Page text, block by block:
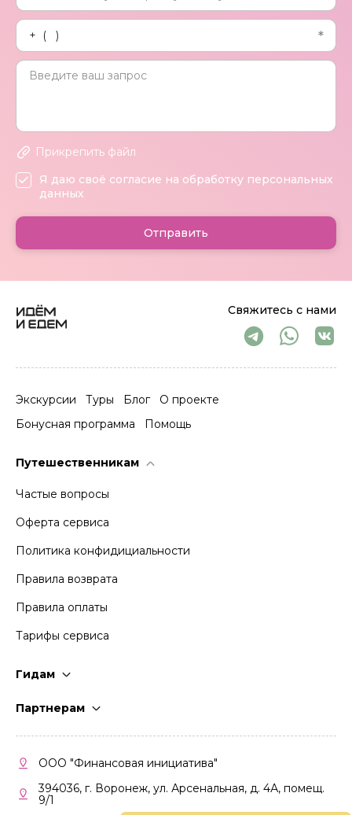
Свяжитесь с нами
Экскурсии Туры Блог
О проекте
Бонусная программа
Помощь
Путешественникам
Частые вопросы
Оферта сервиса
Политика конфидициальности
Правила возврата
Правила оплаты
Тарифы сервиса
Гидам
Партнерам
Кабинет партнера
Правила участия
ООО "Финансовая инициатива"
394036, г. Воронеж, ул. Арсенальная, д. 4А, помещ.
9/1
Прикрепить файл
Я даю своё согласие на обработку персональных
данных
Отправить